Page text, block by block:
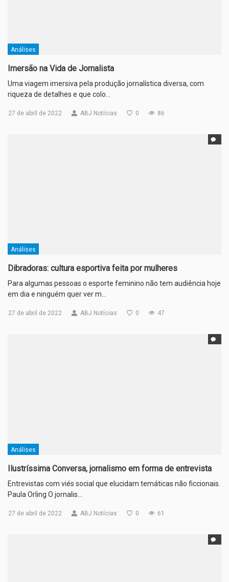
Análises
Imersão na Vida de Jornalista
Uma viagem imersiva pela produção jornalística diversa, com
riqueza de detalhes e que colo…
27 de abril de 2022 ABJ Notícias 0 86
Análises
Dibradoras: cultura esportiva feita por mulheres
Para algumas pessoas o esporte feminino não tem audiência hoje
em dia e ninguém quer ver m…
27 de abril de 2022 ABJ Notícias 0 47
Análises
Ilustríssima Conversa, jornalismo em forma de entrevista
Entrevistas com viés social que elucidam temáticas não ficcionais.
Paula Orling O jornalis…
27 de abril de 2022 ABJ Notícias 0 61